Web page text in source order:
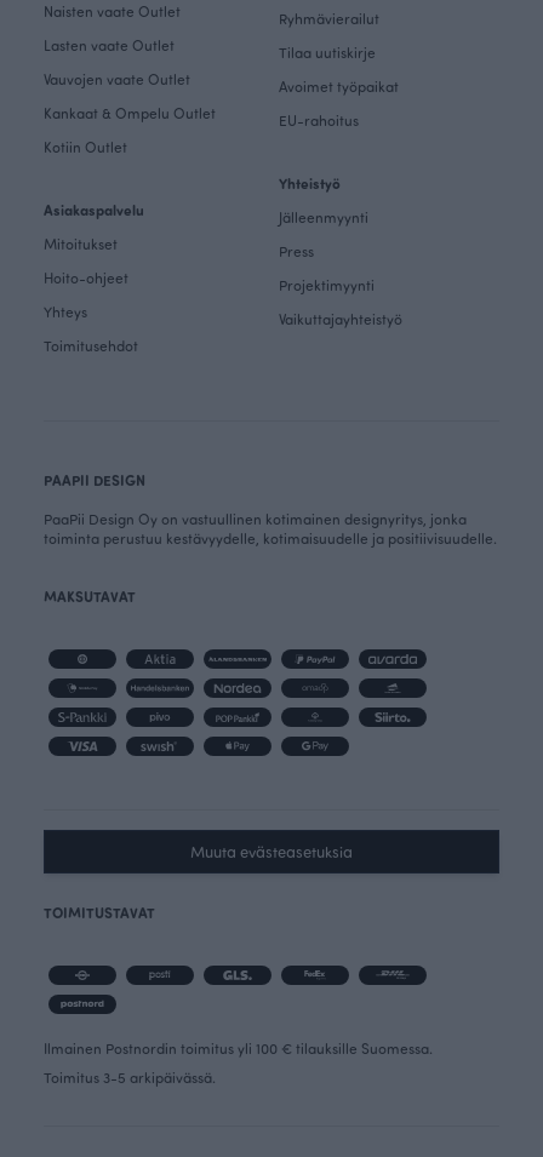
Naisten vaate Outlet
Lasten vaate Outlet
Vauvojen vaate Outlet
Kankaat & Ompelu Outlet
Kotiin Outlet
Asiakaspalvelu
Mitoitukset
Hoito-ohjeet
Yhteys
Toimitusehdot
Ryhmävierailut
Tilaa uutiskirje
Avoimet työpaikat
EU-rahoitus
Yhteistyö
Jälleenmyynti
Press
Projektimyynti
Vaikuttajayhteistyö
PAAPII DESIGN
PaaPii Design Oy on vastuullinen kotimainen designyritys, jonka
toiminta perustuu kestävyydelle, kotimaisuudelle ja positiivisuudelle.
MAKSUTAVAT
Muuta evästeasetuksia
TOIMITUSTAVAT
Ilmainen Postnordin toimitus yli 100 € tilauksille Suomessa.
Toimitus 3-5 arkipäivässä.